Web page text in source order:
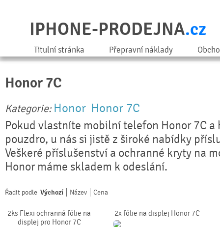
IPHONE-PRODEJNA.cz
Titulní stránka Přepravní náklady
Honor 7C
Kategorie: Honor Honor 7C
Pokud vlastníte mobilní telefon Honor 7C a
pouzdro, u nás si jistě z široké nabídky
Veškeré příslušenství a ochranné kryty na
Honor máme skladem k odeslání.
Řadit podle Výchozí Název Cena
2ks Flexi ochranná fólie na
displej pro Honor 7C
2x fólie na displej Honor 7C